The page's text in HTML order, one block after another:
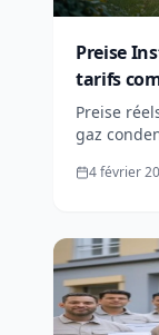
Preise
tarifs
Preise
gaz
6000€.
4 février